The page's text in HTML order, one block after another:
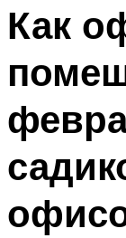
Как